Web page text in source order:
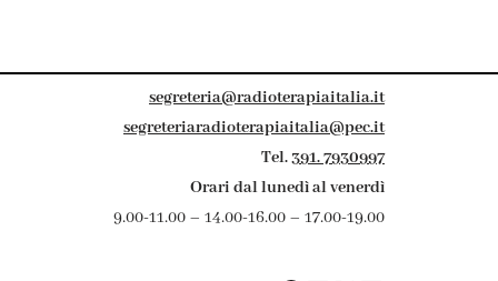
segreteria@radioterapiaitalia.it
segreteriaradioterapiaitalia@pec.it
Tel.391. 7930997
Orari dal lunedì al venerdì
9.00-11.00 – 14.00-16.00 – 17.00-19.00